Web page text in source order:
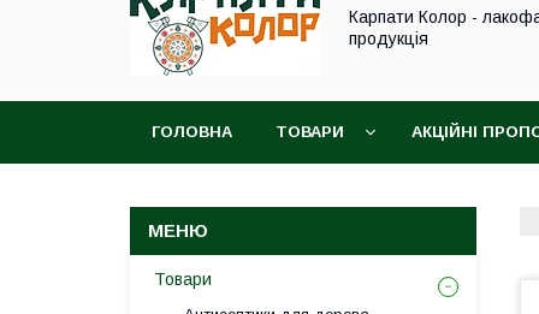
Карпати Колор -
продукція
ГОЛОВНА ТОВАРИ АКЦІЙНІ
Товари